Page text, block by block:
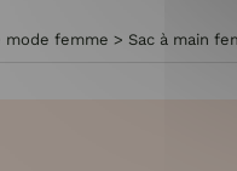
mode femme > Sac à main